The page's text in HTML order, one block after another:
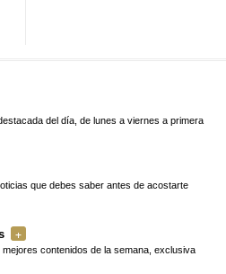
del día, de lunes a viernes a primera
que debes saber antes de acostarte
contenidos de la semana, exclusiva